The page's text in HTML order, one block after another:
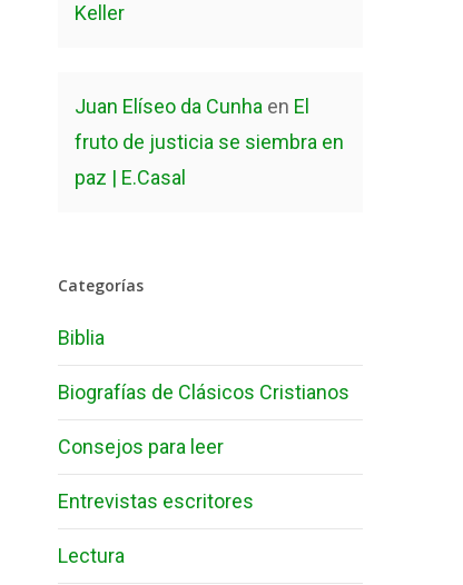
Keller
Juan Elíseo da Cunha en El
fruto de justicia se siembra en
paz | E.Casal
Categorías
Biblia
Biografías de Clásicos Cristianos
Consejos para leer
Entrevistas escritores
Lectura